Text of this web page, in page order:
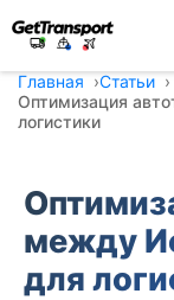
Главная
Статьи
Оптимизация
логистики
между
для